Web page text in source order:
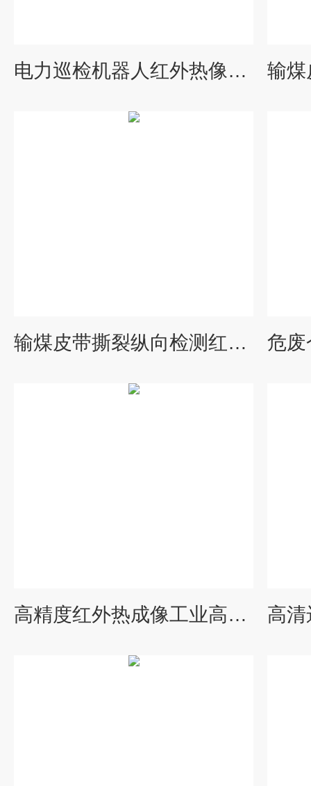
电力巡检机器人红外热像仪DS-SM 小型球机双目云台热成像仪 产品关键词:机器人巡检热成像;小型巡检机器人
输煤皮带撕裂纵向检测红外热像仪 无人值守自动化在线监测系统
高精度红外热成像工业高分辨率热像仪摄像头 可集成测温OEM厂家 产品关键词:工业热成像摄像头